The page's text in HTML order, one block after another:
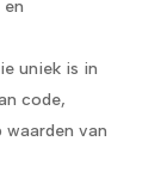
uniek is in
code,
van